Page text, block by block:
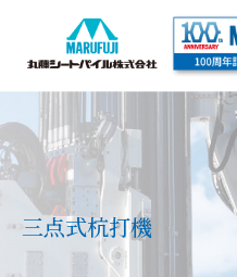
三点式杭打機